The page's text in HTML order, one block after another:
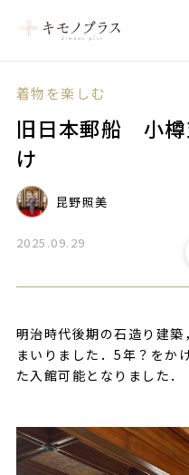
着物を楽しむ
旧日本郵船 小
け
昆野照美
2025.09.29
明治時代後期の石造り建
まいりました．5年？をか
た入館可能となりました．